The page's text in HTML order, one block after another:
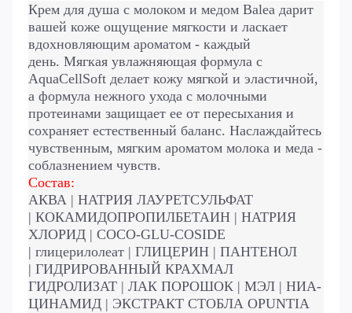
Крем для душа с молоком и медом Balea дарит
вашей коже ощущение мягкости и ласкает
вдохновляющим ароматом - каждый
день. Мягкая увлажняющая формула с
AquaCellSoft делает кожу мягкой и эластичной,
а формула нежного ухода с молочными
протеинами защищает ее от пересыхания и
сохраняет естественный баланс. Наслаждайтесь
чувственным, мягким ароматом молока и меда -
соблазнением чувств.
Состав:
АКВА | НАТРИЯ ЛАУРЕТСУЛЬФАТ
| КОКАМИДОПРОПИЛБЕТАИН | НАТРИЯ
ХЛОРИД | COCO-GLU-COSIDE
| глицерилолеат | ГЛИЦЕРИН | ПАНТЕНОЛ
| ГИДРИРОВАННЫЙ КРАХМАЛ
ГИДРОЛИЗАТ | ЛАК ПОРОШОК | МЭЛ | НИА-
ЦИНАМИД | ЭКСТРАКТ СТОБЛА OPUNTIA